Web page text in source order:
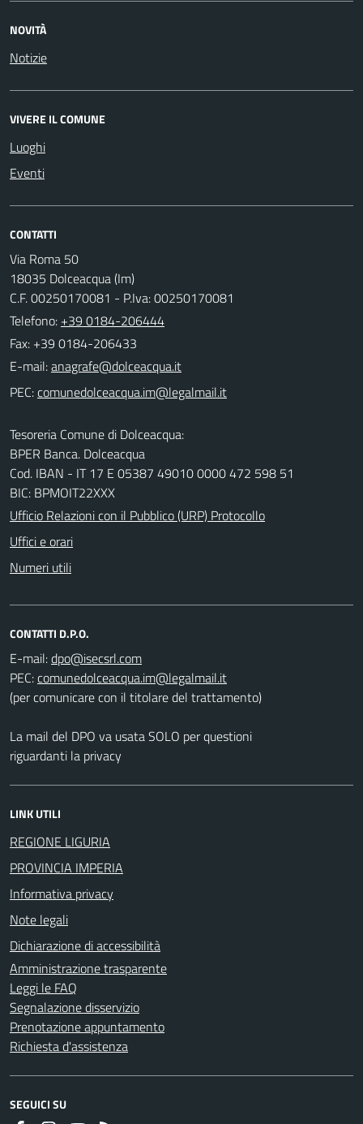
NOVITÀ
Notizie
VIVERE IL COMUNE
Luoghi
Eventi
CONTATTI
Via Roma 50
18035 Dolceacqua (Im)
C.F. 00250170081 - P.Iva: 00250170081
Telefono: +39 0184-206444
Fax: +39 0184-206433
E-mail:
PEC:
Tesoreria Comune di Dolceacqua:
BPER Banca. Dolceacqua
Cod. IBAN - IT 17 E 05387 49010 0000 472 598 51
BIC: BPMOIT22XXX
Ufficio Relazioni con il Pubblico (URP) Protocollo
Uffici e orari
Numeri utili
CONTATTI D.P.O.
E-mail:
PEC:
(per comunicare con il titolare del trattamento)
La mail del DPO va usata SOLO per questioni
riguardanti la privacy
LINK UTILI
REGIONE LIGURIA
PROVINCIA IMPERIA
Informativa privacy
Note legali
Dichiarazione di accessibilità
Amministrazione trasparente
Leggi le FAQ
Segnalazione disservizio
Prenotazione appuntamento
Richiesta d'assistenza
SEGUICI SU